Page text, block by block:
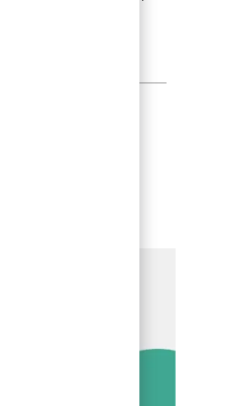
project delivery
proven project